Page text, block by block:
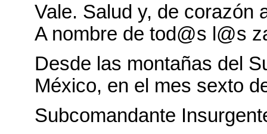
Vale. Salud y, de corazón
A nombre de tod@s l@s
Desde las montañas del
México, en el mes sexto
Subcomandante